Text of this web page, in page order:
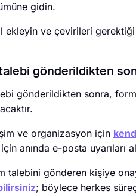
gidin.
ekleyin ve çevirileri
talebi gönderildikten
gönderildikten sonra,
ve organizasyon için
anında e-posta uyarıları
talebini gönderen kişiye
; böylece herkes